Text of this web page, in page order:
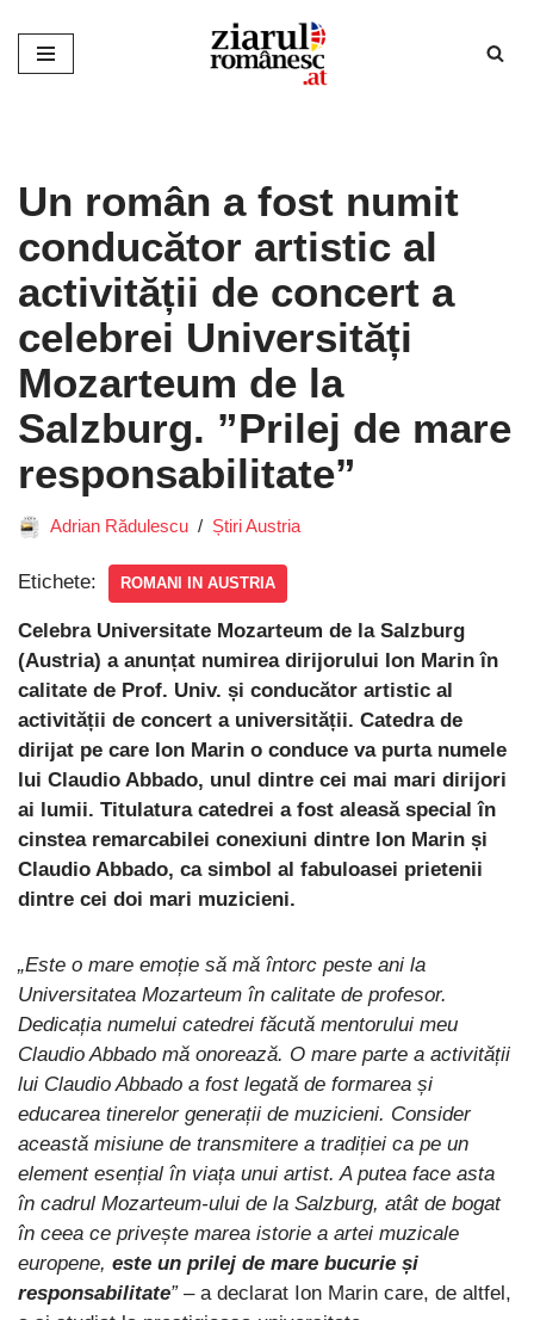
Sari
Un român a fost numit
conducător artistic al
activității de concert a
celebrei Universități
Mozarteum de la
Salzburg. ”Prilej de mare
responsabilitate”
Adrian Rădulescu Știri Austria
Etichete: ROMANI IN AUSTRIA
Celebra Universitate Mozarteum de la Salzburg
(Austria) a anunțat numirea dirijorului Ion Marin în
calitate de Prof. Univ. și conducător artistic al
activității de concert a universității. Catedra de
dirijat pe care Ion Marin o conduce va purta numele
lui Claudio Abbado, unul dintre cei mai mari dirijori
ai lumii. Titulatura catedrei a fost aleasă special în
cinstea remarcabilei conexiuni dintre Ion Marin și
Claudio Abbado, ca simbol al fabuloasei prietenii
dintre cei doi mari muzicieni.
„Este o mare emoție să mă întorc peste ani la
Universitatea Mozarteum în calitate de profesor.
Dedicația numelui catedrei făcută mentorului meu
Claudio Abbado mă onorează. O mare parte a activității
lui Claudio Abbado a fost legată de formarea și
educarea tinerelor generații de muzicieni. Consider
această misiune de transmitere a tradiției ca pe un
element esențial în viața unui artist. A putea face asta
în cadrul Mozarteum-ului de la Salzburg, atât de bogat
în ceea ce privește marea istorie a artei muzicale
europene, este un prilej de mare bucurie și
responsabilitate” – a declarat Ion Marin care, de altfel,